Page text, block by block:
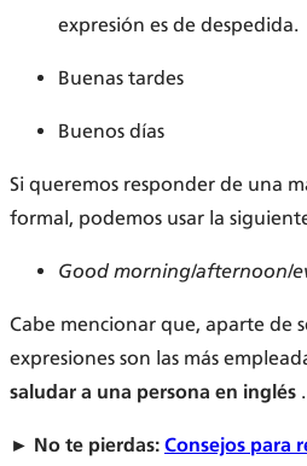
expresión es de despedida.
Buenas tardes
Buenos días
Si queremos responder de una
formal, podemos usar la
Good morning/afternoon/
Cabe mencionar que, aparte de
expresiones son las más
saludar a una persona en inglés .
► No te pierdas: Consejos para